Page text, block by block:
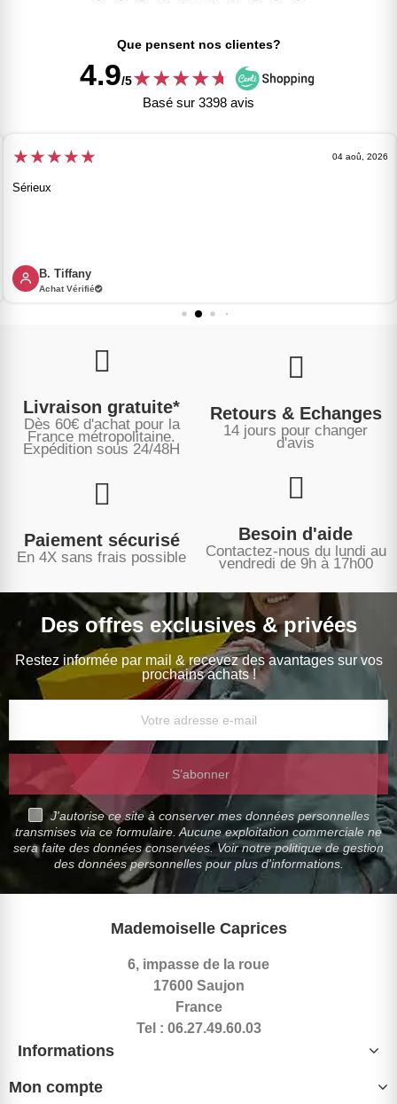
Que pensent nos clientes?
4.9/5★★★★★
★
Basé sur 3398 avis
★★★★★ 04 aoû, 2026
Sérieux
B. Tiffany
Achat Vérifié
Livraison gratuite*
Dès 60€ d'achat pour la
France métropolitaine.
Expédition sous 24/48H
Retours & Echanges
14 jours pour changer
d'avis
Paiement sécurisé
En 4X sans frais possible
Besoin d'aide
Contactez-nous du lundi au
vendredi de 9h à 17h00
Des offres exclusives & privées
Restez informée par mail & recevez des avantages sur vos
prochains achats !
S’abonner
J'autorise ce site à conserver mes données personnelles
transmises via ce formulaire. Aucune exploitation commerciale ne
sera faite des données conservées. Voir notre politique de gestion
des données personnelles pour plus d'informations.
Mademoiselle Caprices
6, impasse de la roue
17600 Saujon
France
Tel : 06.27.49.60.03
Informations
Mon compte